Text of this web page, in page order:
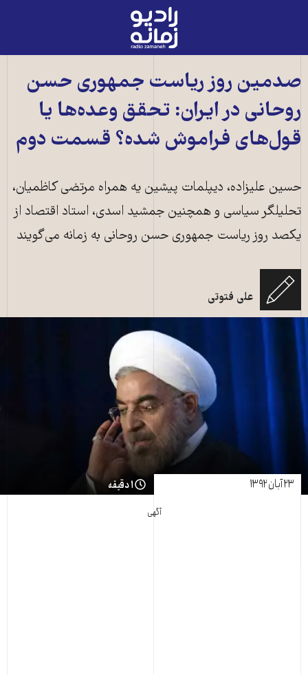
رادیو
زمانه
اصلی
صدمین روز ریاست جمهوری حسن
روحانی در ایران: تحقق وعده‌ها یا
قول‌های فراموش شده؟ قسمت دوم
حسین علیزاده، دیپلمات پیشین یه همراه مرتضی کاظمیان،
تحلیلگر سیاسی و همچنین جمشید اسدی، استاد اقتصاد از
یکصد روز ریاست جمهوری حسن روحانی به زمانه می‌گویند
علی فتوتی
۲۳ آبان ۱۳۹۲ ۱ دقیقه
آگهی